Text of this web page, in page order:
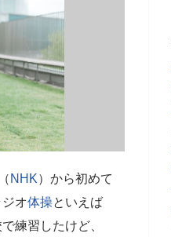
NHK）から初めて
オ体操といえば
練習したけど、